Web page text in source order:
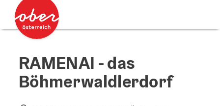
Zum Inhalt
Zum Seitenanfang
RAMENAI - das
Böhmerwaldlerdorf